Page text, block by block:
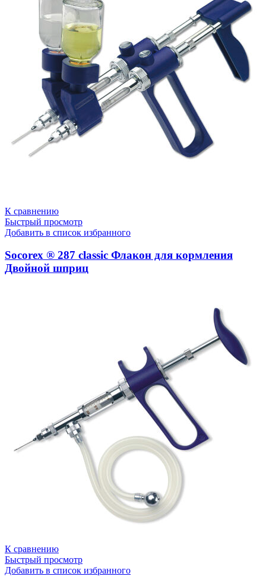
К сравнению
Быстрый просмотр
Добавить в список избранного
Socorex ® 287 classic Флакон для кормления
Двойной шприц
К сравнению
Быстрый просмотр
Добавить в список избранного